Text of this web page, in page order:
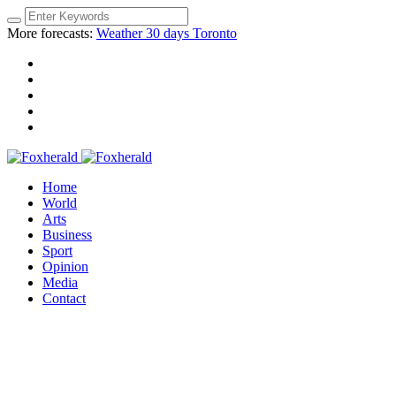
More forecasts: Weather 30 days Toronto
Home
World
Arts
Business
Sport
Opinion
Media
Contact